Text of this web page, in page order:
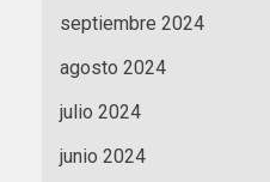
septiembre 2024
agosto 2024
julio 2024
junio 2024